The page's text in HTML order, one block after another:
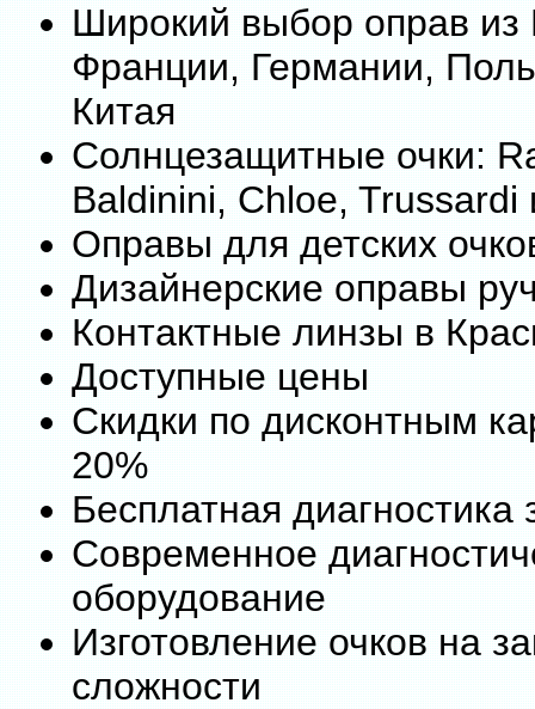
Широкий выбор оправ из
Франции, Германии,
Китая
Солнцезащитные очки:
Baldinini, Chloe, Trussardi
Оправы для детских
Дизайнерские оправы
Контактные линзы в
Доступные цены
Скидки по дисконтным
20%
Бесплатная диагностика
Современное
оборудование
Изготовление очков на
сложности